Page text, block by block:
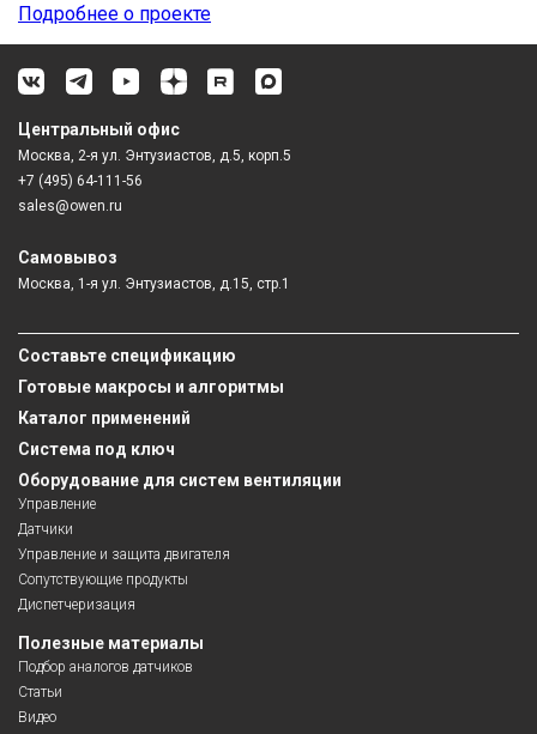
Подробнее о проекте
Центральный офис
Москва, 2-я ул. Энтузиастов, д.5, корп.5
+7 (495) 64-111-56
sales@owen.ru
Самовывоз
Москва, 1-я ул. Энтузиастов, д.15, стр.1
Составьте спецификацию
Готовые макросы и алгоритмы
Каталог применений
Система под ключ
Оборудование для систем вентиляции
Управление
Датчики
Управление и защита двигателя
Сопутствующие продукты
Диспетчеризация
Полезные материалы
Подбор аналогов датчиков
Статьи
Видео